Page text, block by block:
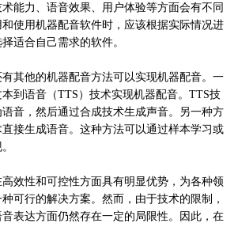
能力、语音效果、用户体验等方面会有不同
使用机器配音软件时，应该根据实际情况进
适合自己需求的软件。
其他的机器配音方法可以实现机器配音。一
到语音（TTS）技术实现机器配音。TTS技
音，然后通过合成技术生成声音。另一种方
接生成语音。这种方法可以通过样本学习或
效性和可控性方面具有明显优势，为各种领
可行的解决方案。然而，由于技术的限制，
表达方面仍然存在一定的局限性。因此，在